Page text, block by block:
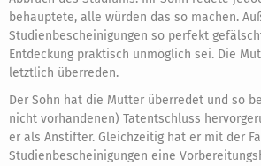
behauptete, alle würden das so machen.
Studienbescheinigungen so perfekt
Entdeckung praktisch unmöglich sei. Die
letztlich überreden.
Der Sohn hat die Mutter überredet und so
nicht vorhandenen) Tatentschluss
er als Anstifter. Gleichzeitig hat er mit der
Studienbescheinigungen eine